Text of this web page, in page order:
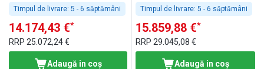
Timpul de livrare: 5 - 6 săptămâni
14.174,43 €*
RRP 25.072,24 €
Adaugă in coş
Timpul de livrare: 5 - 6 săptămâni
15.859,88 €*
RRP29.045,08 €
Adaugă in coş